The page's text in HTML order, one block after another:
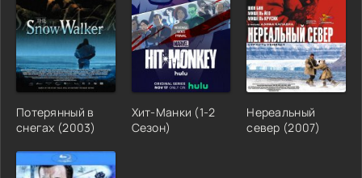
Потерянный в
снегах (2003)
Хит-Манки (1-2
Сезон)
Нереальный
север (2007)